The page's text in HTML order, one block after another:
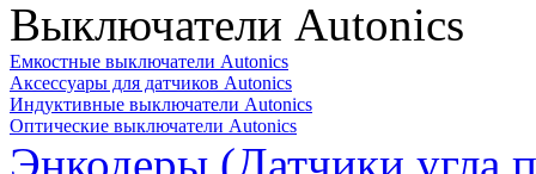
Выключатели Autonics
Емкостные выключатели Autonics
Аксессуары для датчиков Autonics
Индуктивные выключатели Autonics
Оптические выключатели Autonics